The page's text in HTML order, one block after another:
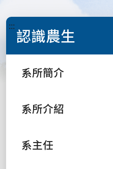
::: 認識農生
系所簡介
系所介紹
系主任